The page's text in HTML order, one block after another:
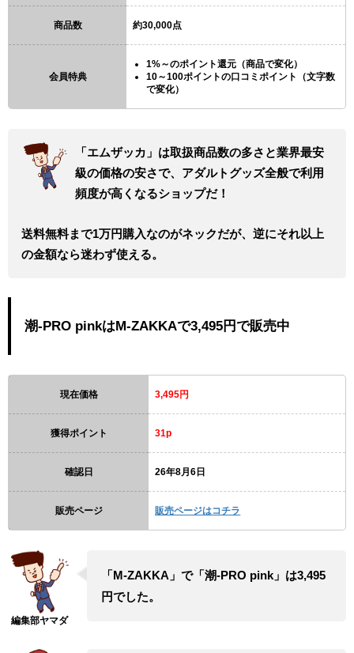
商品数 約30,000点
会員特典
1%～のポイント還元（商品で変化）
10～100ポイントの口コミポイント（文字数
で変化）
「エムザッカ」は取扱商品数の多さと業界最安
級の価格の安さで、アダルトグッズ全般で利用
頻度が高くなるショップだ！
送料無料まで1万円購入なのがネックだが、逆にそれ以上
の金額なら迷わず使える。
潮-PRO pinkはM-ZAKKAで3,495円で販売中
現在価格 3,495円
獲得ポイント 31p
確認日 26年8月6日
販売ページ 販売ページはコチラ
「M-ZAKKA」で「潮-PRO pink」は3,495
円でした。